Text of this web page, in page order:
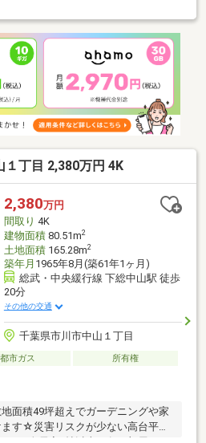
１丁目 2,380万円 4K
2,380万円
間取り 4K
建物面積80.51m2
土地面積165.28m2
築年月 1965年8月(築61年1ヶ月)
総武・中央緩行線 下総中山駅 徒歩
20分
その他の交通
千葉県市川市中山１丁目
都市ガス
所有権
面積49坪超えでガーデニングや家
す☆災害リスクが少ない高台平坦